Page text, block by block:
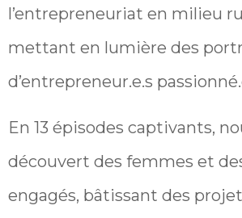
l’entrepreneuriat en milieu
mettant en lumière des
d’entrepreneur.e.s
En 13 épisodes captivants,
découvert des femmes et
engagés, bâtissant des